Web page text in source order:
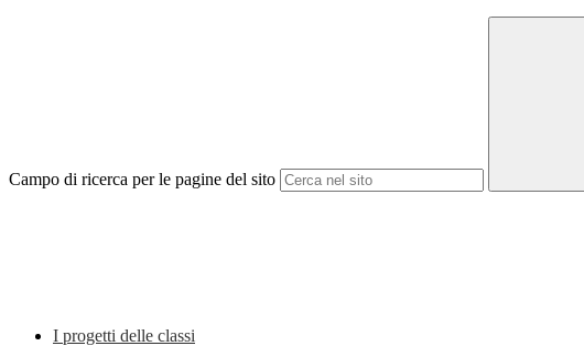
Campo di ricerca per le pagine del sito
I progetti delle classi